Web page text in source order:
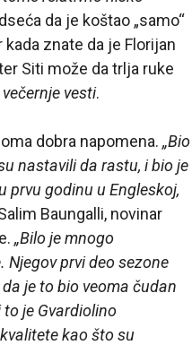
da je koštao „samo“
znate da je Florijan
Siti može da trlja ruke
vesti.
dobra napomena. „Bio
nastavili da rastu, i bio je
prvu godinu u Engleskoj,
Baungalli, novinar
„Bilo je mnogo
Njegov prvi deo sezone
je to bio veoma čudan
je Gvardiolino
kao što su